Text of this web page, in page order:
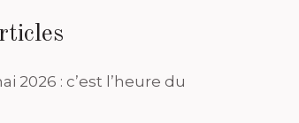
2026 : c’est l’heure du